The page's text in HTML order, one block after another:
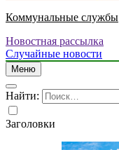
Коммунальные службы
Новостная рассылка
Случайные новости
Меню
Найти:
Заголовки